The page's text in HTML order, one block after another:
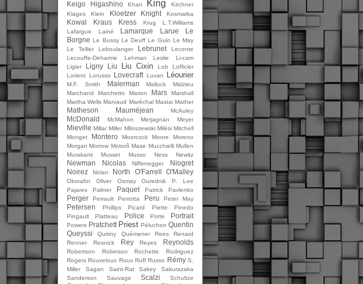
Keigo Higashino Khan King
Kirchner
Klages
Klein Kloetzer Knight Kosmatka
Kowal Kraus Kress Krug
L.T.Williams
Lafargue
Lainé Lamarque Larue
Le
Borgne Le Bussy Le Deuff Le Guin Le May
Le Tellier
Leboulanger Lebrunet
Leconte
Lecouffe-Deharme
Lehman Leslie
Li-cam
Ligier
Ligny Liu Liu Cixin Lob
Lofficier
Lorient Lorusso Lovecraft Luvan Léourier
M.F. Smith Malerman Mallock
Malzieu
Marchand
Marchetto Marion Mars
Marshall
Martha Wells Marvaud Maréchal Mastai Mather
Matheson Mauméjean McAuley
McDonald McMahon Merjagnan Meyer
Mieville Millar Miller Miloszewski Milési Mitchell
Monget
Montero Moorcock Moore
Moreno
Morgan Morrow Motorô Mase Mucchielli Mullen
Murakami
Musset Musso Ness Newitz
Newman Nicolas Niffenegger
Niogret
Noirez
Nolan North O'Farrell O'Malley
Okorafor Oliver Osmay Ourednik
P. Lee
Pajares
Palmer Paquet Patrick Pavlenko
Perger Perrault Perrotta Peru Peter May
Petersen Phillips Picard Piette
Pinedo
Pingault
Platteau Police Porte Portrait
Powers Pratchett Priest Péluchon Quentin
Queyssi
Quiriny Quémener Rees
Renard
Renner
Resnick Rey Reyes Reynolds
Robertson Robinson Rochette
Rodriguez
Rogers Rouveloux Roux Ruff Russo Rémy S.
Miller
Sagan Saint-Rat Sakey
Sakurazaka
Sanderson
Sauvage Scalzi Schultze